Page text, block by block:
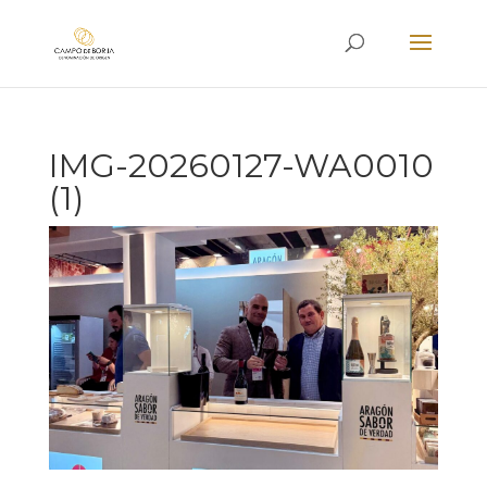
IMG-20260127-WA0010
(1)